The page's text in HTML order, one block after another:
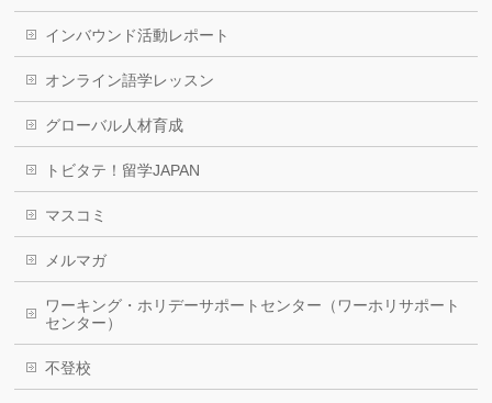
インバウンド活動レポート
オンライン語学レッスン
グローバル人材育成
トビタテ！留学JAPAN
マスコミ
メルマガ
ワーキング・ホリデーサポートセンター（ワーホリサポート
センター）
不登校